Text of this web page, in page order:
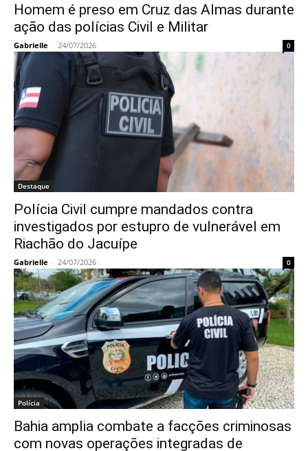
Homem é preso em Cruz das Almas durante
ação das polícias Civil e Militar
Gabrielle - 24/07/2026 0
Destaque
Polícia Civil cumpre mandados contra
investigados por estupro de vulnerável em
Riachão do Jacuípe
Gabrielle - 24/07/2026 0
Polícia
Bahia amplia combate a facções criminosas
com novas operações integradas de